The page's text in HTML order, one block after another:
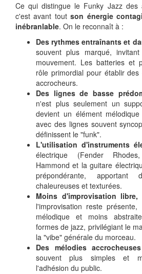
Ce qui distingue le Funky Jazz des
c'est avant toutson énergie
inébranlable. On le reconnaît à :
Des rythmes entraînants et
souvent plus marqué,
mouvement. Les batteries et
rôle primordial pour établir des
accrocheurs.
Des lignes de basse
n'est plus seulement un
devient un élément
avec des lignes souvent
définissent le "funk".
L'utilisation d'instruments
électrique (Fender
Hammond et la guitare
prépondérante, apportant
chaleureuses et texturées.
Moins d'improvisation
l'improvisation reste
mélodique et moins
formes de jazz, privilégiant le
la "vibe" générale du morceau.
Des mélodies accrocheuses
souvent plus simples et
l'adhésion du public.